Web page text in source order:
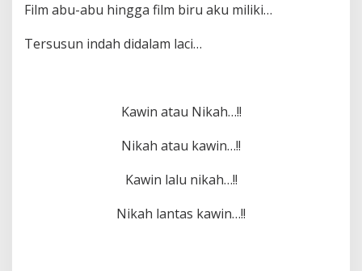
Film abu-abu hingga film biru aku miliki…
Tersusun indah didalam laci…
Kawin atau Nikah…!!
Nikah atau kawin…!!
Kawin lalu nikah…!!
Nikah lantas kawin…!!